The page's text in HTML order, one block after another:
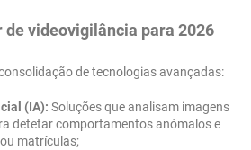
de videovigilância para 2026
de tecnologias avançadas:
(IA): Soluções que analisam imagens
detetar comportamentos anómalos e
matrículas;